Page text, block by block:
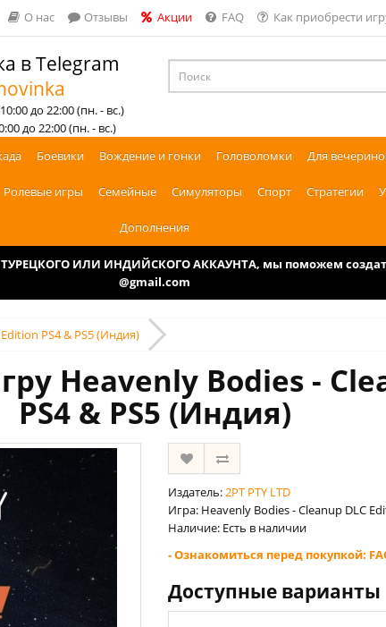
О нас Отзывы Акции FAQ Как приобрести
в Telegram
до 22:00 (пн. - вс.)
до 22:00 (пн. - вс.)
Боевики Вождение и гонки Головоломки Для
Ролевые игры Семейные Симуляторы Спорт Стратегии
Дополнения
ИЛИ ИНДИЙСКОГО АККАУНТА, мы поможем
@gmail.com
PS4 & PS5 (Индия)
Heavenly Bodies -
PS4 & PS5 (Индия)
Издатель:2PT PTY LTD
Игра: Heavenly Bodies - Cleanup DLC
Наличие: Есть в наличии
- Ознакомиться перед покупкой:
Доступные варианты